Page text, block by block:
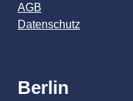
AGB
Datenschutz
Berlin